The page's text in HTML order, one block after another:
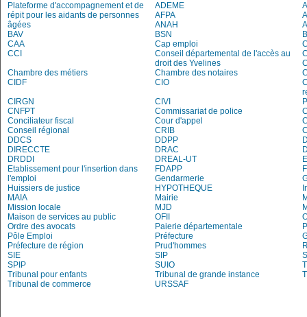
Plateforme d'accompagnement et de
répit pour les aidants de personnes
âgées
ADEME
AFPA
ANAH
BAV
BSN
CAA
Cap emploi
CCI
Conseil départemental de l'accès au
droit des Yvelines
Chambre des métiers
Chambre des notaires
CIDF
CIO
CIRGN
CIVI
CNFPT
Commissariat de police
Conciliateur fiscal
Cour d'appel
Conseil régional
CRIB
DDCS
DDPP
DIRECCTE
DRAC
DRDDI
DREAL-UT
Etablissement pour l'insertion dans
l'emploi
FDAPP
Gendarmerie
Huissiers de justice
HYPOTHEQUE
MAIA
Mairie
Mission locale
MJD
Maison de services au public
OFII
Ordre des avocats
Paierie départementale
Pôle Emploi
Préfecture
Préfecture de région
Prud'hommes
SIE
SIP
SPIP
SUIO
Tribunal pour enfants
Tribunal de grande instance
Tribunal de commerce
URSSAF